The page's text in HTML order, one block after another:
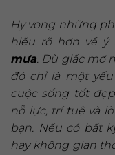
Hy vọng những
hiểu rõ hơn về ý
mưa. Dù giấc mơ
đó chỉ là một
cuộc sống tốt
nỗ lực, trí tuệ và
bạn. Nếu có bất
hay không gian